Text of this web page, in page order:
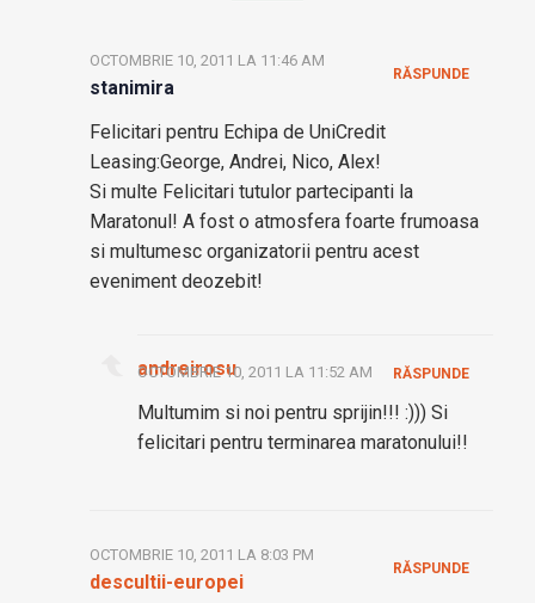
stanimira
OCTOMBRIE 10, 2011 LA 11:46 AM
Felicitari pentru Echipa de UniCredit
Leasing:George, Andrei, Nico, Alex!
Si multe Felicitari tutulor partecipanti la
Maratonul! A fost o atmosfera foarte frumoasa
si multumesc organizatorii pentru acest
eveniment deozebit!
RĂSPUNDE
andreirosu
OCTOMBRIE 10, 2011 LA 11:52 AM
Multumim si noi pentru sprijin!!! :))) Si
felicitari pentru terminarea maratonului!!
RĂSPUNDE
descultii-europei
OCTOMBRIE 10, 2011 LA 8:03 PM
RĂSPUNDE